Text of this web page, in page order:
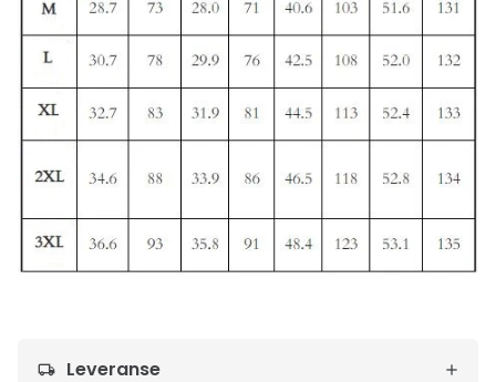
local_shipping Leveranse